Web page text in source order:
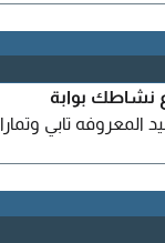
نشاطك بوابة
تابي وتمارا